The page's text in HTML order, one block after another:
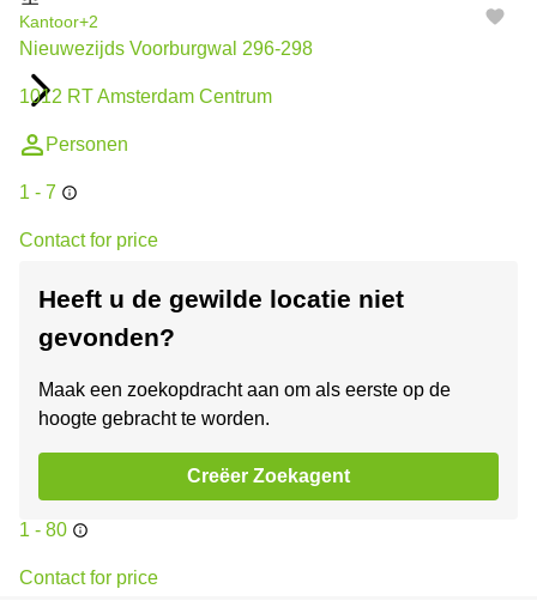
Kantoor+2
Nieuwezijds Voorburgwal 296-298
1012 RT Amsterdam Centrum
Personen
1 - 7
Contact for price
N/A
Herengracht 168
1016 BP Amsterdam Centrum
1 - 80
Contact for price
Heeft u de gewilde locatie niet
gevonden?
Maak een zoekopdracht aan om als eerste op de
hoogte gebracht te worden.
Creëer Zoekagent